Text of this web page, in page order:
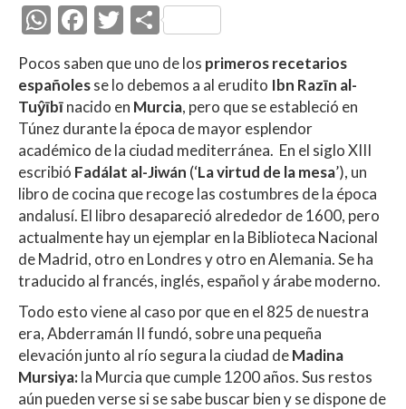
W
at
s
A
p
p
F
e
b
o
o
k
T
itt
er
C
o
m
p
ar
ti
r
Pocos saben que uno de los primeros recetarios
españolesse lo debemos a al erudito Ibn Razīn al-
Tuŷībīnacido en Murcia, pero que se estableció en
Túnez durante la época de mayor esplendor
académico de la ciudad mediterránea. En el siglo XIII
escribió Fadálat al-Jiwán (‘La virtud de la mesa’), un
libro de cocina que recoge las costumbres de la época
andalusí. El libro desapareció alrededor de 1600, pero
actualmente hay un ejemplar en la Biblioteca Nacional
de Madrid, otro en Londres y otro en Alemania. Se ha
traducido al francés, inglés, español y árabe moderno.
Todo esto viene al caso por que en el 825 de nuestra
era,Abderramán II fundó, sobre una pequeña
elevación junto al río segura la ciudad deMadina
Mursiya:la Murcia que cumple 1200 años. Sus restos
aún pueden verse si se sabe buscar bien y se dispone de